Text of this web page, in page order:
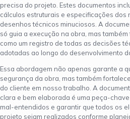
precisa do projeto. Estes documentos
cálculos estruturais e especificações dos
desenhos técnicos minuciosos. A
só guia a execução na obra, mas também
como um registro de todas as decisões
adotadas ao longo do desenvolvimento
Essa abordagem não apenas garante a
segurança da obra, mas também
do cliente em nosso trabalho. A
clara e bem elaborada é uma peça-
mal-entendidos e garantir que todos os
projeto sejam realizados conforme